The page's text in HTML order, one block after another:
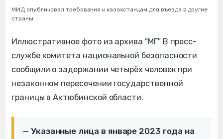
МИД опубликовал требования к казахстанцам для въезда в другие
страны
Иллюстративное фото из архива "МГ" В пресс-
службе комитета национальной безопасности
сообщили о задержании четырёх человек при
незаконном пересечении государственной
границы в Актюбинской области.
— Указанные лица в январе 2023 года на